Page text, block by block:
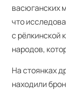
васюганских
что
с рёлкинской
народов,
На стоянках
находили